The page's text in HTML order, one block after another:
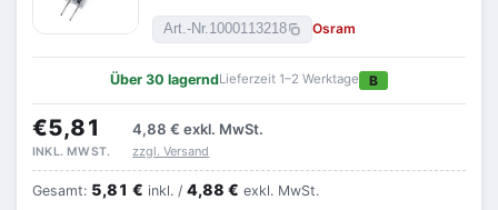
Art.-Nr.1000113218 Osram
Über 30 lagerndLieferzeit 1–2 Werktage B
€5,81 4,88 € exkl. MwSt.
INKL. MWST. zzgl. Versand
Gesamt: 5,81 € inkl. / 4,88 € exkl. MwSt.